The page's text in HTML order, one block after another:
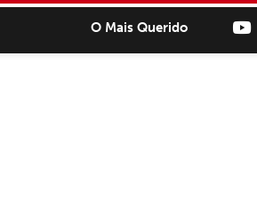
O Mais Querido